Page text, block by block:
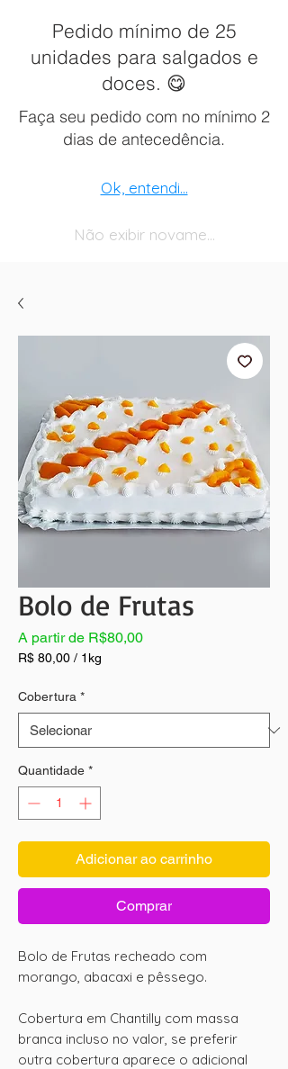
Pedido mínimo de 25
unidades para salgados e
doces. 😋
Faça seu pedido com no mínimo 2
dias de antecedência.
Ok, entendi...
Não exibir novamente
Bolo de Frutas
A partir de R$80,00Preço
R$ 80,00 / 1kg
por
quilograma
Cobertura *
Quantidade *
Adicionar ao carrinho
Comprar
Bolo de Frutas recheado com
morango, abacaxi e pêssego.
Cobertura em Chantilly com massa
branca incluso no valor, se preferir
outra cobertura aparece o adicional